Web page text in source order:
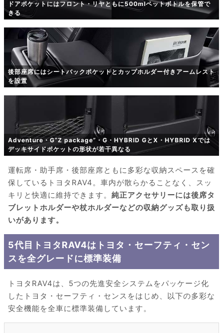
ドアポケットにはフロント・リヤともに500mlペットボトルを保管で
きる
後部座席にはシートバックポケットとカップホルダー付きアームレスト
を設置
Adventure・G“Z package”・G・HYBRID GとX・HYBRID Xでは
デッキサイドポケットの形状が若干異なる
運転席・助手席・後部座席ともに多彩な収納スペースを確
保しているトヨタRAV4。車内が散らかることなく、スッ
キリと快適に維持できます。 純正アクセサリーには後席タ
ブレットホルダーや杖ホルダーなどの収納グッズも取り扱
いがあります。
5代目トヨタRAV4はトヨタ・セーフティ・セン
スを全グレードに標準装備
トヨタRAV4は、5つの先進安全システムをパッケージ化
したトヨタ・セーフティ・センスをはじめ、以下の多彩な
安全機能を全車に標準装備しています。